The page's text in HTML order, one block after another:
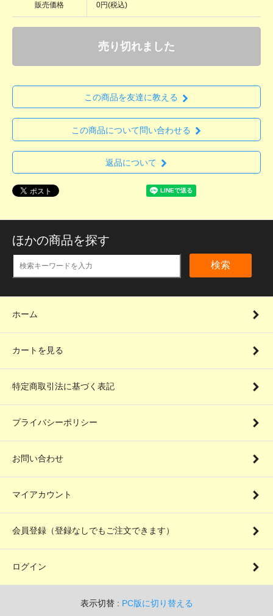
販売価格 0円(税込)
売り切れました
この商品を友達に教える
この商品について問い合わせる
返品について
ほかの商品を探す
検索
ホーム
カートを見る
特定商取引法に基づく表記
プライバシーポリシー
お問い合わせ
マイアカウント
会員登録（登録なしでもご注文できます）
ログイン
表示切替 : PC版に切り替える